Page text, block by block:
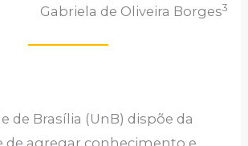
Gabriela de Oliveira Borges3
de Brasília (UnB) dispõe da